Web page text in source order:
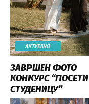
АКТУЕЛНО
ЗАВРШЕН ФОТО
КОНКУРС “ПОСЕТИ
СТУДЕНИЦУ”